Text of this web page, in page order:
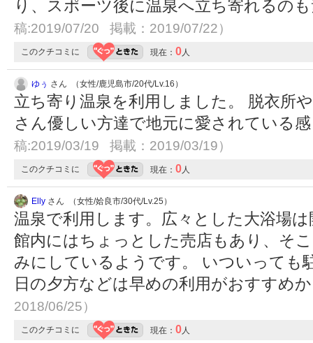
り、スポーツ後に温泉へ立ち寄れるの
稿:2019/07/20 掲載：2019/07/22）
このクチコミに 現在： 0人
ゆぅ さん （女性/鹿児島市/20代/Lv.16）
立ち寄り温泉を利用しました。 脱衣所
さん優しい方達で地元に愛されている
稿:2019/03/19 掲載：2019/03/19）
このクチコミに 現在： 0人
Elly さん （女性/姶良市/30代/Lv.25）
温泉で利用します。広々とした大浴場
館内にはちょっとした売店もあり、そ
みにしているようです。 いついっても
日の夕方などは早めの利用がおすすめ
2018/06/25）
このクチコミに 現在： 0人